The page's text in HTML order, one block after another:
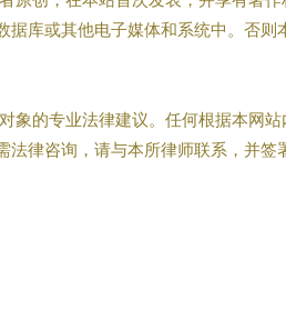
库或其他电子媒体和系统中。否则
象的专业法律建议。任何根据本网
律咨询，请与本所律师联系，并签